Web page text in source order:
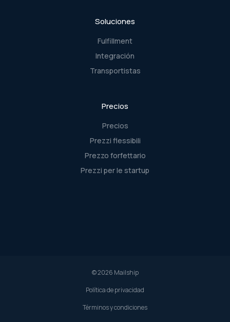
Soluciones
Fulfillment
Integración
Transportistas
Precios
Precios
Prezzi flessibili
Prezzo forfettario
Prezzi per le startup
© 2026 Mailship
Política de privacidad
Términos y condiciones